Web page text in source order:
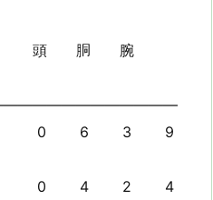
頭 胴 腕
6 3 9
4 2 4